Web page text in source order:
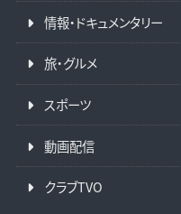
情報・ドキュメンタリー
旅・グルメ
スポーツ
動画配信
クラブTVO